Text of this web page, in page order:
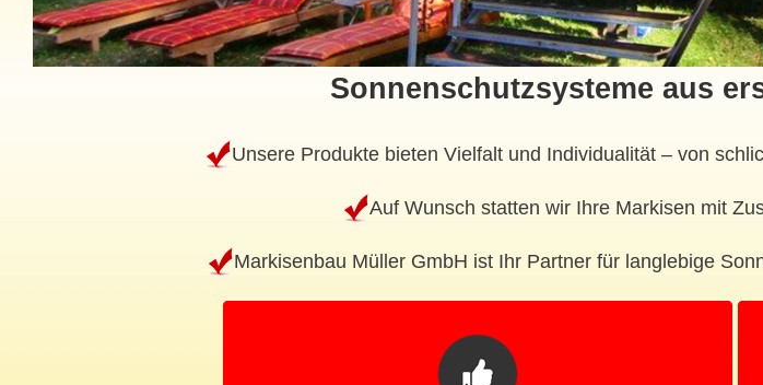
Sonnenschutzsysteme aus
Unsere Produkte bieten Vielfalt und Individualität – von
Auf Wunsch statten wir Ihre Markisen mit
Markisenbau Müller GmbH ist Ihr Partner für langlebige